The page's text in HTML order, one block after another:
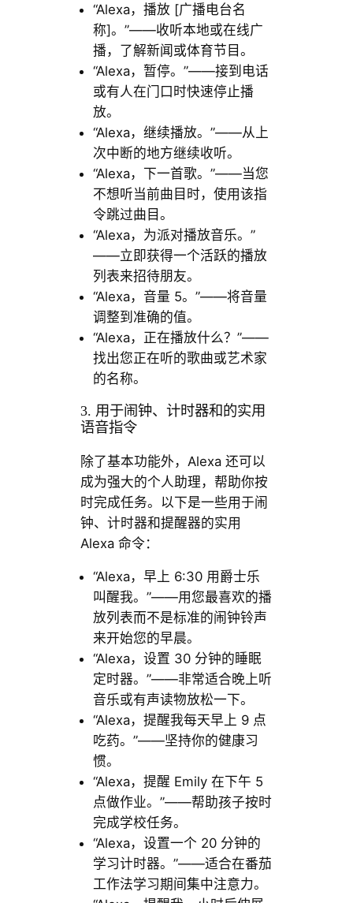
“Alexa，播放 [广播电台名
称]。”——收听本地或在线广
播，了解新闻或体育节目。
“Alexa，暂停。”——接到电话
或有人在门口时快速停止播
放。
“Alexa，继续播放。”——从上
次中断的地方继续收听。
“Alexa，下一首歌。”——当您
不想听当前曲目时，使用该指
令跳过曲目。
“Alexa，为派对播放音乐。”
——立即获得一个活跃的播放
列表来招待朋友。
“Alexa，音量 5。”——将音量
调整到准确的值。
“Alexa，正在播放什么？”——
找出您正在听的歌曲或艺术家
的名称。
3. 用于闹钟、计时器和的实用
语音指令
除了基本功能外，Alexa 还可以
成为强大的个人助理，帮助你按
时完成任务。以下是一些用于闹
钟、计时器和提醒器的实用
Alexa 命令：
“Alexa，早上 6:30 用爵士乐
叫醒我。”——用您最喜欢的播
放列表而不是标准的闹钟铃声
来开始您的早晨。
“Alexa，设置 30 分钟的睡眠
定时器。”——非常适合晚上听
音乐或有声读物放松一下。
“Alexa，提醒我每天早上 9 点
吃药。”——坚持你的健康习
惯。
“Alexa，提醒 Emily 在下午 5
点做作业。”——帮助孩子按时
完成学校任务。
“Alexa，设置一个 20 分钟的
学习计时器。”——适合在番茄
工作法学习期间集中注意力。